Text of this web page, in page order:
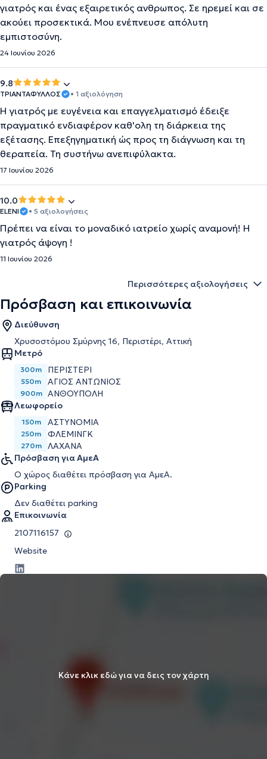
γιατρός και ένας εξαιρετικός ανθρωπος. Σε ηρεμεί και σε
ακούει προσεκτικά. Μου ενέπνευσε απόλυτη
εμπιστοσύνη.
24 Ιουνίου 2026
9.8
ΤΡΙΑΝΤΑΦΥΛΛΟΣ • 1 αξιολόγηση
H γιατρός με ευγένεια και επαγγελματισμό έδειξε
πραγματικό ενδιαφέρον καθ'ολη τη διάρκεια της
εξέτασης. Επεξηγηματική ώς προς τη διάγνωση και τη
θεραπεία. Τη συστήνω ανεπιφύλακτα.
17 Ιουνίου 2026
10.0
ELENI • 5 αξιολογήσεις
Πρέπει να είναι το μοναδικό ιατρείο χωρίς αναμονή! Η
γιατρός άψογη !
11 Ιουνίου 2026
Περισσότερες αξιολογήσεις
Πρόσβαση και επικοινωνία
Διεύθυνση
Χρυσοστόμου Σμύρνης 16, Περιστέρι, Αττική
Μετρό
300m ΠΕΡΙΣΤΈΡΙ
550m ΆΓΙΟΣ ΑΝΤΏΝΙΟΣ
900m
ΑΝΘΟΎΠΟΛΗ
Λεωφορείο
150m ΑΣΤΥΝΟΜΙΑ
250m ΦΛΕΜΙΝΓΚ
270m
ΛΑΧΑΝΑ
Πρόσβαση για ΑμεΑ
Ο χώρος διαθέτει πρόσβαση για ΑμεΑ.
Parking
Δεν διαθέτει parking
Επικοινωνία
2107116157
Website
Κάνε κλικ εδώ για να δεις τον χάρτη